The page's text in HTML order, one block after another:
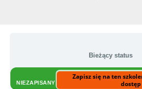
Bieżący status
NIEZAPISANY
Zapisz się na ten
dostęp